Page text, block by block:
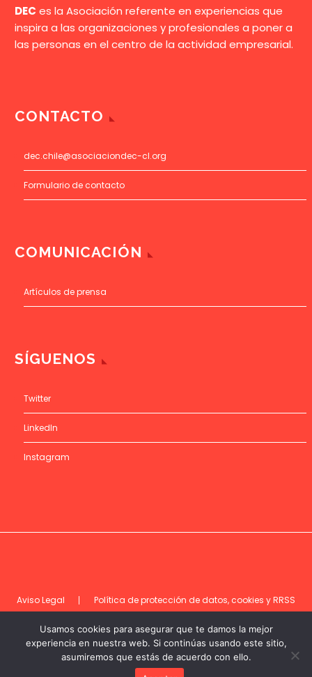
DEC es la Asociación referente en experiencias que
inspira a las organizaciones y profesionales a poner a
las personas en el centro de la actividad empresarial.
CONTACTO
dec.chile@asociaciondec-cl.org
Formulario de contacto
COMUNICACIÓN
Artículos de prensa
SÍGUENOS
Twitter
LinkedIn
Instagram
Aviso Legal
Política de protección de datos, cookies y RRSS
Código de ética
©DEC
Usamos cookies para asegurar que te damos la mejor
experiencia en nuestra web. Si continúas usando este sitio,
asumiremos que estás de acuerdo con ello.